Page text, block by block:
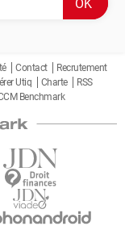
Contact
Recrutement
Utiq Charte
RSS
Benchmark